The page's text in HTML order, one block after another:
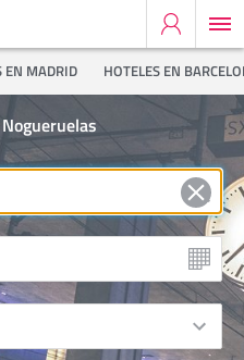
EN MADRID HOTELES EN